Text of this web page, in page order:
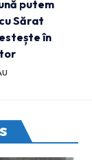
putem
Sărat
în